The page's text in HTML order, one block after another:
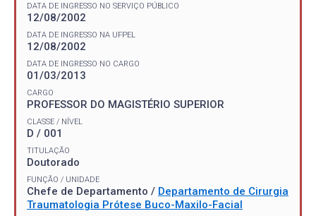
DATA DE INGRESSO NO SERVIÇO PÚBLICO
12/08/2002
DATA DE INGRESSO NA UFPEL
12/08/2002
DATA DE INGRESSO NO CARGO
01/03/2013
CARGO
PROFESSOR DO MAGISTÉRIO SUPERIOR
CLASSE / NÍVEL
D / 001
TITULAÇÃO
Doutorado
FUNÇÃO / UNIDADE
Chefe de Departamento / Departamento de Cirurgia
Traumatologia Prótese Buco-Maxilo-Facial